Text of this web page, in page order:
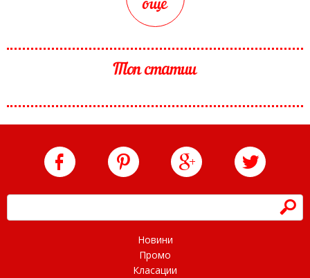
още
Топ статии
h
Новини
Промо
Класации